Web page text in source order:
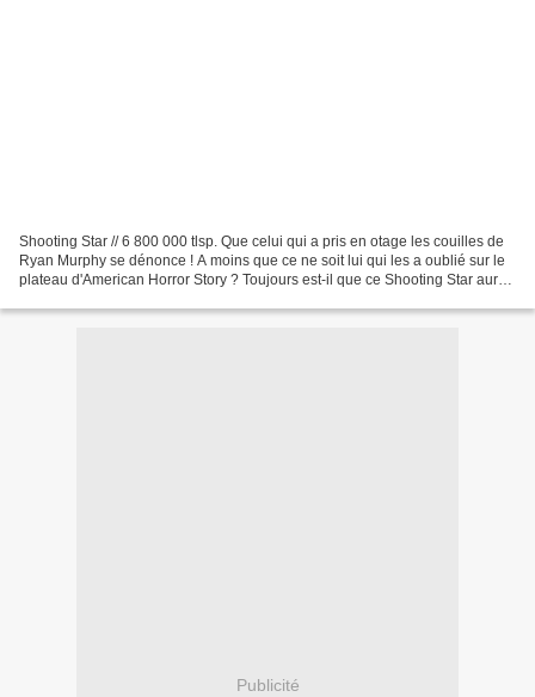
Shooting Star // 6 800 000 tlsp. Que celui qui a pris en otage les couilles de
Ryan Murphy se dénonce ! A moins que ce ne soit lui qui les a oublié sur le
plateau d'American Horror Story ? Toujours est-il que ce Shooting Star aurait
Publicité